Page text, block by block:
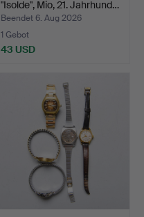
"Isolde", Mio, 21. Jahrhund…
Beendet 6. Aug 2026
1 Gebot
43 USD